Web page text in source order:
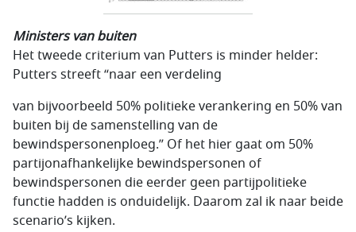
Ministers van buiten
Het tweede criterium van Putters is minder helder:
Putters streeft “naar een verdeling
van bijvoorbeeld 50% politieke verankering en 50% van
buiten bij de samenstelling van de
bewindspersonenploeg.” Of het hier gaat om 50%
partijonafhankelijke bewindspersonen of
bewindspersonen die eerder geen partijpolitieke
functie hadden is onduidelijk. Daarom zal ik naar beide
scenario’s kijken.